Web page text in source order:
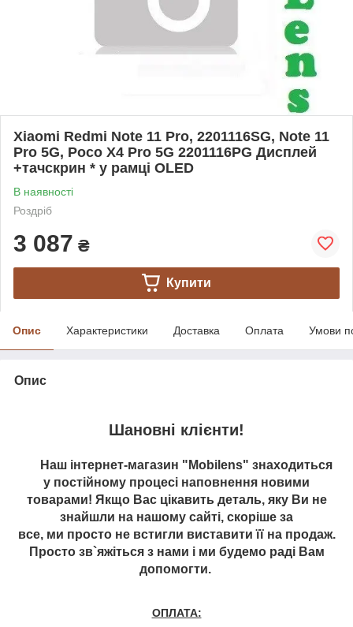
Xiaomi Redmi Note 11 Pro, 2201116SG, Note 11
Pro 5G, Poco X4 Pro 5G 2201116PG Дисплей
+тачскрин * у рамці OLED
В наявності
Роздріб
3 087 ₴
Купити
Опис Характеристики Доставка Оплата Умови
Опис
Шановні клієнти!
Наш інтернет-магазин "Mobilens" знаходиться
у постійному процесі наповнення новими
товарами! Якщо Вас цікавить деталь, яку Ви не
знайшли на нашому сайті, скоріше за
все, ми просто не встигли виставити її на продаж.
Просто зв`яжіться з нами і ми будемо раді Вам
допомогти.
ОПЛАТА: